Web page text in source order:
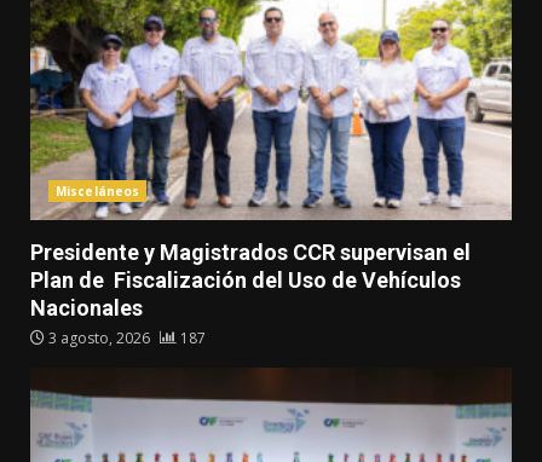
Misceláneos
Presidente y Magistrados CCR supervisan el
Plan de Fiscalización del Uso de Vehículos
Nacionales
3 agosto, 2026 187